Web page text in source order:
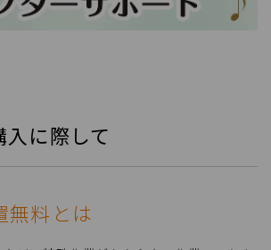
に際して
無料とは